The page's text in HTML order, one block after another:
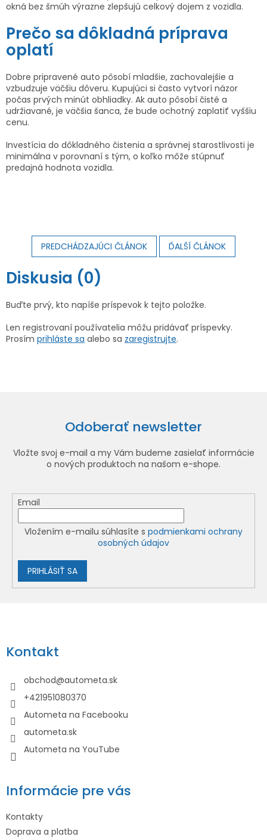
okná bez šmúh výrazne zlepšujú celkový dojem z vozidla.
Prečo sa dôkladná príprava
oplatí
Dobre pripravené auto pôsobí mladšie, zachovalejšie a
vzbudzuje väčšiu dôveru. Kupujúci si často vytvorí názor
počas prvých minút obhliadky. Ak auto pôsobí čisté a
udržiavané, je väčšia šanca, že bude ochotný zaplatiť vyššiu
cenu.
Investícia do dôkladného čistenia a správnej starostlivosti je
minimálna v porovnaní s tým, o koľko môže stúpnuť
predajná hodnota vozidla.
PREDCHÁDZAJÚCI ČLÁNOK ĎALŠÍ ČLÁNOK
Diskusia (0)
Buďte prvý, kto napíše príspevok k tejto položke.
Len registrovaní používatelia môžu pridávať príspevky.
Prosím prihláste sa alebo sa zaregistrujte.
Odoberať newsletter
Vložte svoj e-mail a my Vám budeme zasielať informácie
o nových produktoch na našom e-shope.
Email
Vložením e-mailu súhlasíte s podmienkami ochrany
osobných údajov
PRIHLÁSIŤ SA
p
äKontakt
obchod@autometa.sk
+421951080370
Autometa na Facebooku
autometa.sk
Autometa na YouTube
Informácie pre vás
Kontakty
Doprava a platba